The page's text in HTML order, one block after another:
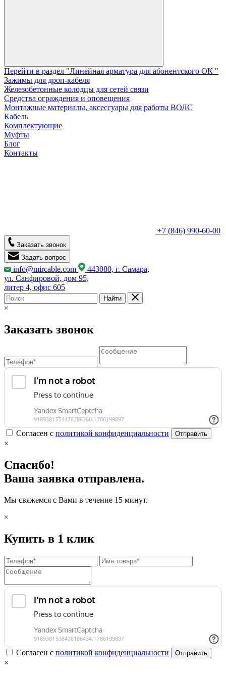
Перейти в раздел "Линейная арматура для абонентского ОК "
Зажимы для дроп-кабеля
Железобетонные колодцы для сетей связи
Средства ограждения и оповещения
Монтажные материалы, аксессуары для работы ВОЛС
Кабель
Комплектующие
Муфты
Блог
Контакты
+7 (846) 990-60-00
Заказать звонок
Задать вопрос
info@mircable.com
443080, г. Самара,
ул. Санфировой, дом 95,
литер 4, офис 605
Найти
×
Заказать звонок
Согласен с политикой конфиденциальности Отправить
×
Спасибо!
Ваша заявка отправлена.
Мы свяжемся с Вами в течение 15 минут.
×
Купить в 1 клик
Согласен с политикой конфиденциальности Отправить
×